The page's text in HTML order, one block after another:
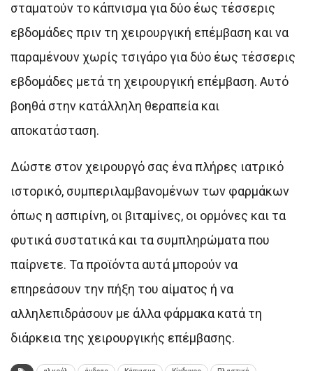
σταματούν το κάπνισμα για δύο έως τέσσερις
εβδομάδες πριν τη χειρουργική επέμβαση και να
παραμένουν χωρίς τσιγάρο για δύο έως τέσσερις
εβδομάδες μετά τη χειρουργική επέμβαση. Αυτό
βοηθά στην κατάλληλη θεραπεία και
αποκατάσταση.
Δώστε στον χειρουργό σας ένα πλήρες ιατρικό
ιστορικό, συμπεριλαμβανομένων των φαρμάκων
όπως η ασπιρίνη, οι βιταμίνες, οι ορμόνες και τα
φυτικά συστατικά και τα συμπληρώματα που
παίρνετε. Τα προϊόντα αυτά μπορούν να
επηρεάσουν την πήξη του αίματος ή να
αλληλεπιδράσουν με άλλα φάρμακα κατά τη
διάρκεια της χειρουργικής επέμβασης.